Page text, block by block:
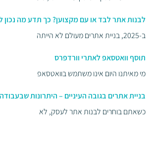
לבנות אתר לבד או עם מקצוען? כך תדע מה נכון
תוסף וואטסאפ לאתרי וורדפרס
מי מאיתנו היום אינו משתמש בוואטסאפ
בניית אתרים בגובה העיניים – היתרונות שבעבודה
כשאתם בוחרים לבנות אתר לעסק, לא